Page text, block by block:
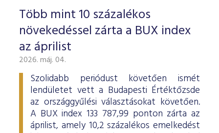
Több mint 10 százalékos
növekedéssel zárta a BUX index
az áprilist
2026. máj. 04.
Szolidabb periódust követően ismét
lendületet vett a Budapesti Értéktőzsde
az országgyűlési választásokat követően.
A BUX index 133 787,99 ponton zárta az
áprilist, amely 10,2 százalékos emelkedést